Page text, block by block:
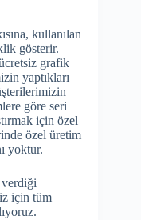
kullanılan
gösterir.
ücretsiz grafik
yaptıkları
göre seri
için özel
özel üretim
yoktur.
verdiği
için tüm